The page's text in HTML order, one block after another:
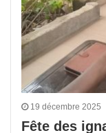
19 décembre 2025
Fête des